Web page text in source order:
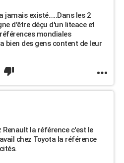
jamais existé.....Dans les 2
d'être déçu d'un liteace et
mondiales
bien des gens content de leur
la référence c'est le
chez Toyota la référence